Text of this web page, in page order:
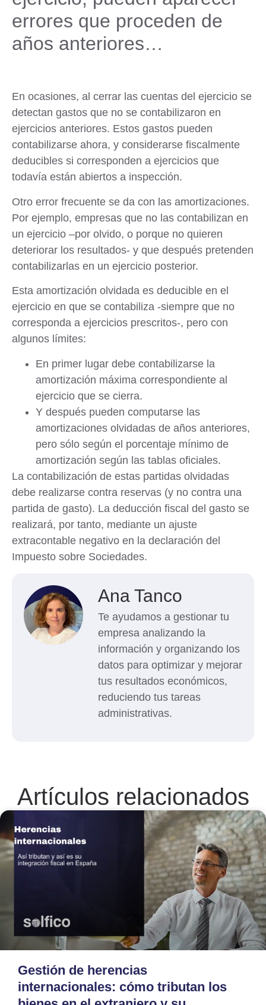
errores que proceden de
años anteriores…
En ocasiones, al cerrar las cuentas del ejercicio se
detectan gastos que no se contabilizaron en
ejercicios anteriores. Estos gastos pueden
contabilizarse ahora, y considerarse fiscalmente
deducibles si corresponden a ejercicios que
todavía están abiertos a inspección.
Otro error frecuente se da con las amortizaciones.
Por ejemplo, empresas que no las contabilizan en
un ejercicio –por olvido, o porque no quieren
deteriorar los resultados- y que después pretenden
contabilizarlas en un ejercicio posterior.
Esta amortización olvidada es deducible en el
ejercicio en que se contabiliza -siempre que no
corresponda a ejercicios prescritos-, pero con
algunos límites:
En primer lugar debe contabilizarse la
amortización máxima correspondiente al
ejercicio que se cierra.
Y después pueden computarse las
amortizaciones olvidadas de años anteriores,
pero sólo según el porcentaje mínimo de
amortización según las tablas oficiales.
La contabilización de estas partidas olvidadas
debe realizarse contra reservas (y no contra una
partida de gasto). La deducción fiscal del gasto se
realizará, por tanto, mediante un ajuste
extracontable negativo en la declaración del
Impuesto sobre Sociedades.
Ana Tanco
Te ayudamos a gestionar tu
empresa analizando la
información y organizando los
datos para optimizar y mejorar
tus resultados económicos,
reduciendo tus tareas
administrativas.
Artículos relacionados
Gestión de herencias
internacionales: cómo tributan los